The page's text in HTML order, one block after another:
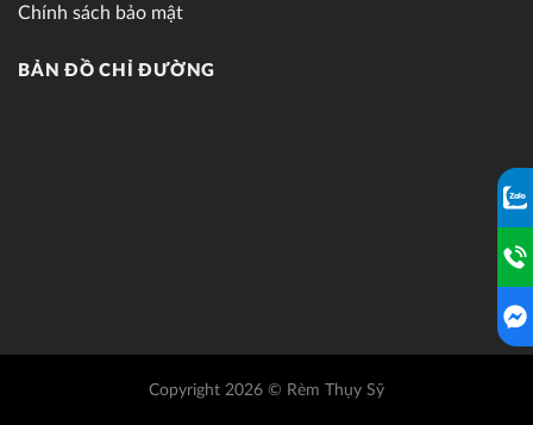
Chính sách bảo mật
BẢN ĐỒ CHỈ ĐƯỜNG
Copyright 2026 © Rèm Thụy Sỹ